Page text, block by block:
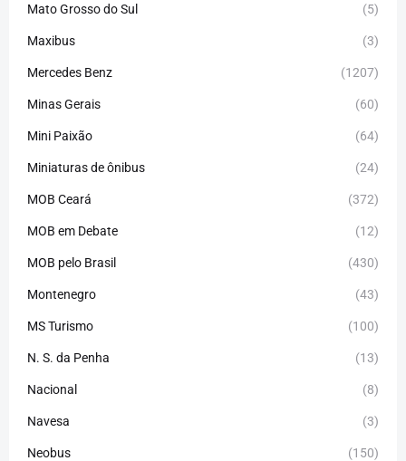
Mato Grosso do Sul (5)
Maxibus (3)
Mercedes Benz (1207)
Minas Gerais (60)
Mini Paixão (64)
Miniaturas de ônibus (24)
MOB Ceará (372)
MOB em Debate (12)
MOB pelo Brasil (430)
Montenegro (43)
MS Turismo (100)
N. S. da Penha (13)
Nacional (8)
Navesa (3)
Neobus (150)